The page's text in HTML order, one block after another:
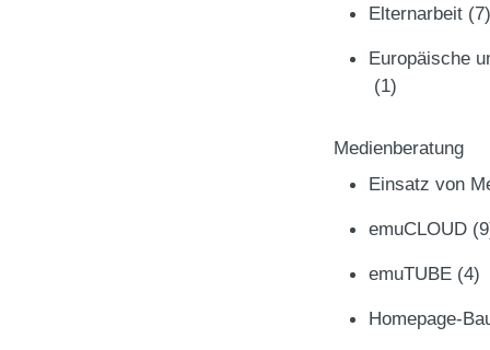
Elternarbeit (7)
Europäische
(1)
Medienberatung
Einsatz von
emuCLOUD
emuTUBE (4)
Homepage-